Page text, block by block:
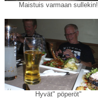
Maistuis varmaan sullekin!
Hyvät" pöperöt"